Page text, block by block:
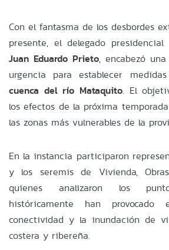
Con el fantasma de los desbordes
presente, el delegado
Juan Eduardo Prieto, encabezó
urgencia para establecer
cuenca del río Mataquito. El
los efectos de la próxima
las zonas más vulnerables de la
En la instancia participaron
y los seremis de Vivienda,
quienes analizaron los
históricamente han
conectividad y la inundación de
costera y ribereña.